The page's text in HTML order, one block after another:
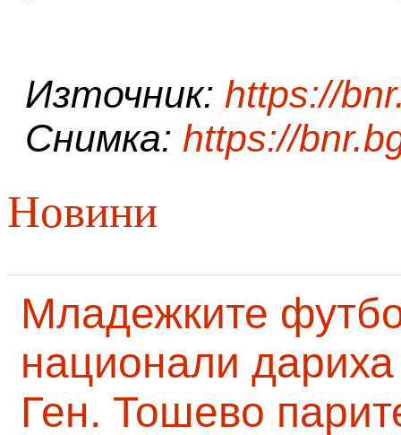
Източник: https://
Снимка: https://
Новини
Младежките
национали
Ген. Тошево